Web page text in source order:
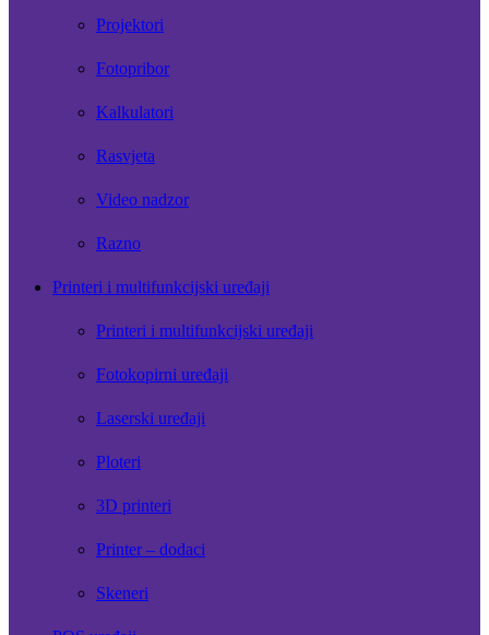
Projektori
Fotopribor
Kalkulatori
Rasvjeta
Video nadzor
Razno
Printeri i multifunkcijski uređaji
Printeri i multifunkcijski uređaji
Fotokopirni uređaji
Laserski uređaji
Ploteri
3D printeri
Printer – dodaci
Skeneri